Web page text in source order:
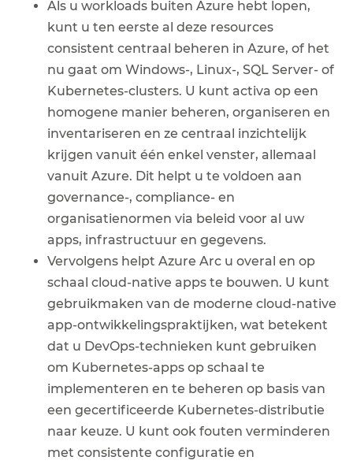
Als u workloads buiten Azure hebt lopen,
kunt u ten eerste al deze resources
consistent centraal beheren in Azure, of het
nu gaat om Windows-, Linux-, SQL Server- of
Kubernetes-clusters. U kunt activa op een
homogene manier beheren, organiseren en
inventariseren en ze centraal inzichtelijk
krijgen vanuit één enkel venster, allemaal
vanuit Azure. Dit helpt u te voldoen aan
governance-, compliance- en
organisatienormen via beleid voor al uw
apps, infrastructuur en gegevens.
Vervolgens helpt Azure Arc u overal en op
schaal cloud-native apps te bouwen. U kunt
gebruikmaken van de moderne cloud-native
app-ontwikkelingspraktijken, wat betekent
dat u DevOps-technieken kunt gebruiken
om Kubernetes-apps op schaal te
implementeren en te beheren op basis van
een gecertificeerde Kubernetes-distributie
naar keuze. U kunt ook fouten verminderen
met consistente configuratie en